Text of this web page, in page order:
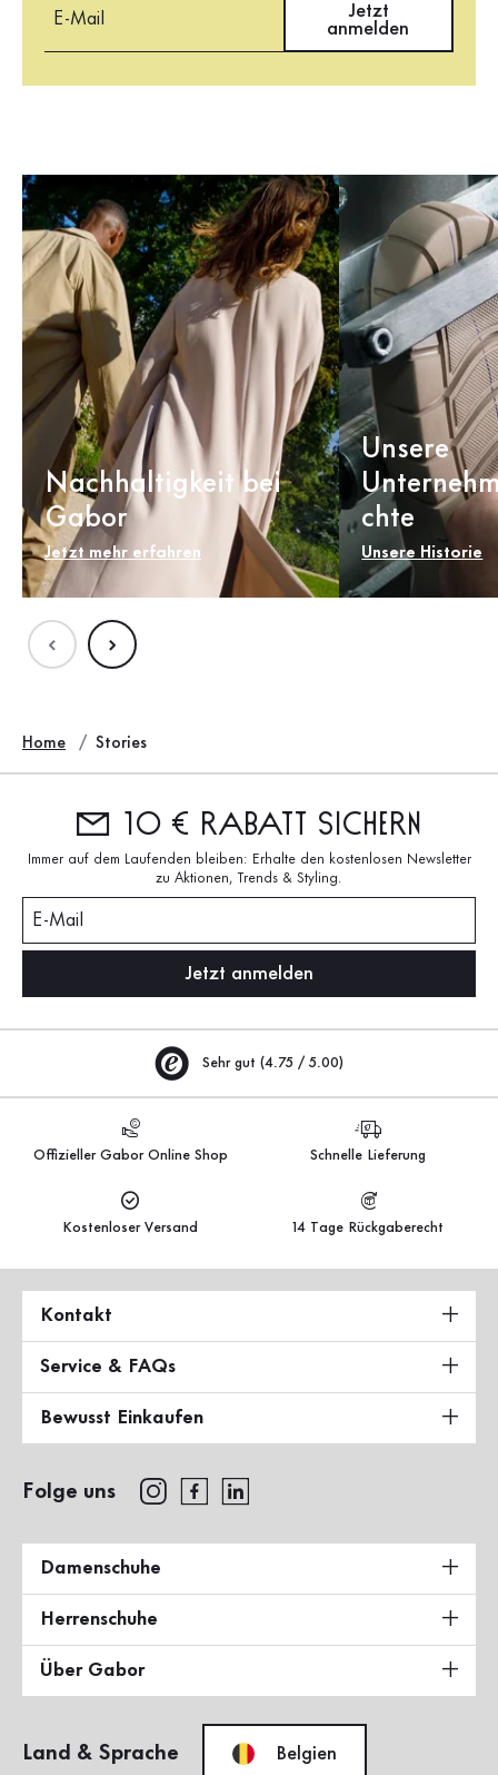
Jetzt
anmelden
Nachhaltigkeit bei
Gabor
Jetzt mehr erfahren
Unsere
chte
Unsere Historie
Home Stories
10 € Rabatt sichern
Immer auf dem Laufenden bleiben: Erhalte den kostenlosen Newsletter
zu Aktionen, Trends & Styling.
Jetzt anmelden
Sehr gut (4.75 / 5.00)
Offizieller Gabor Online Shop Schnelle Lieferung
Kostenloser Versand 14 Tage Rückgaberecht
Kontakt
Service & FAQs
Bewusst Einkaufen
Folge uns
Damenschuhe
Herrenschuhe
Über Gabor
Land & Sprache Belgien